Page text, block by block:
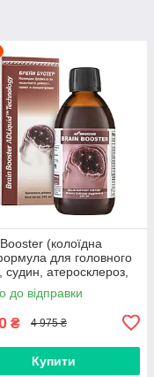
(колоїдна
для головного
судин, атеросклероз,
головний біль,
вітаміни)
до відправки
₴ 4 975 ₴
Купити